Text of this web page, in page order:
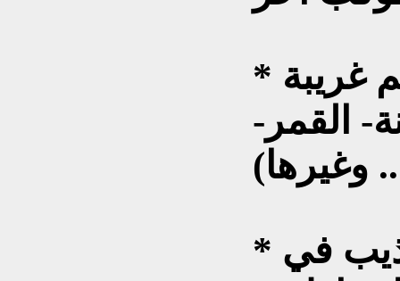
* تستخدم الكاتبة عوالم غريبة
القمر-
* تتعرض البطلة للتعذيب في